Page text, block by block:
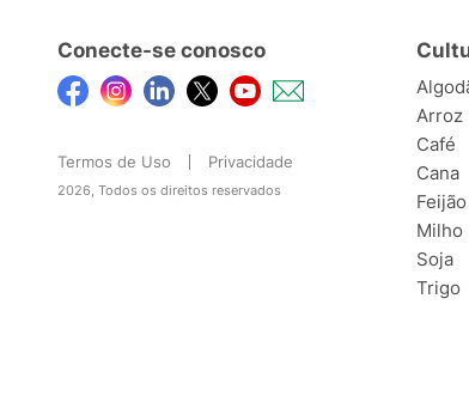
Conecte-se conosco
Termos de Uso Privacidade
2026, Todos os direitos reservados
Arroz
Café
Cana
Feijão
Milho
Soja
Trigo